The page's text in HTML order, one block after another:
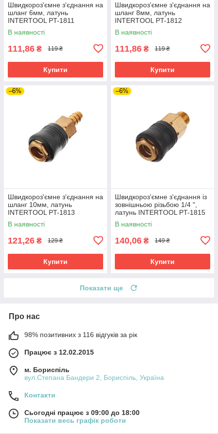
Швидкороз'ємне з'єднання на
шланг 6мм, латунь
INTERTOOL PT-1811
В наявності
111,86 ₴ 119 ₴
Купити
Швидкороз'ємне з'єднання на
шланг 8мм, латунь
INTERTOOL PT-1812
В наявності
111,86 ₴ 119 ₴
Купити
–6%
Швидкороз'ємне з'єднання на
шланг 10мм, латунь
INTERTOOL PT-1813
В наявності
121,26 ₴ 129 ₴
Купити
–6%
Швидкороз'ємне з'єднання із
зовнішньою різьбою 1/4 ",
латунь INTERTOOL PT-1815
В наявності
140,06 ₴ 149 ₴
Купити
Показати ще
Про нас
98% позитивних з 116 відгуків за рік
Працює з 12.02.2015
м. Бориспіль
вул.Степана Бандери 2, Бориспіль, Україна
Контакти
Сьогодні працює з 09:00 до 18:00
Показати весь графік роботи